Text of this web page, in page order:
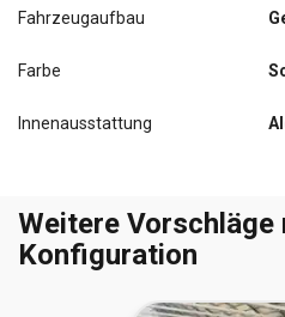
Fahrzeugaufbau
Farbe
Innenausstattung
Weitere Vorschläge
Konfiguration